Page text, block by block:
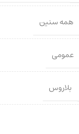
همه سنین
عمومی
بلاروس